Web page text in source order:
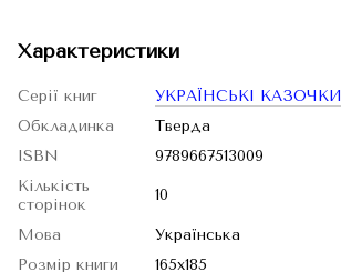
Характеристики
Серії книг
УКРАЇНСЬКІ КАЗОЧКИ
Обкладинка
Тверда
ISBN
9789667513009
Кількість
сторінок
10
Мова
Українська
Розмір книги
165х185